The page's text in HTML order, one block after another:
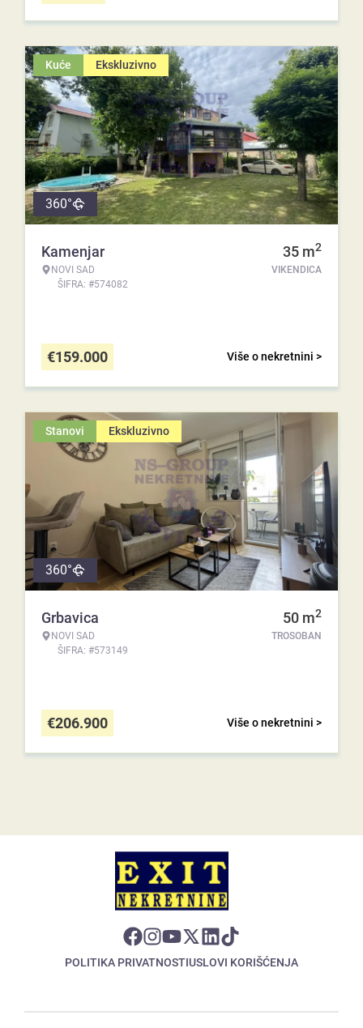
Kuće Ekskluzivno
360°
Kamenjar
NOVI SAD
ŠIFRA: #574082
35 m2
VIKENDICA
Više o nekretnini >
€159.000
Stanovi Ekskluzivno
360°
Grbavica
NOVI SAD
ŠIFRA: #573149
50 m2
TROSOBAN
Više o nekretnini >
€206.900
POLITIKA PRIVATNOSTIUSLOVI KORIŠĆENJA